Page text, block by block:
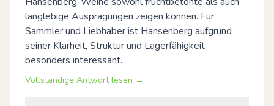
langlebige Ausprägungen zeigen können. Für
Sammler und Liebhaber ist Hansenberg aufgrund
seiner Klarheit, Struktur und Lagerfähigkeit
besonders interessant.
Vollständige Antwort lesen →